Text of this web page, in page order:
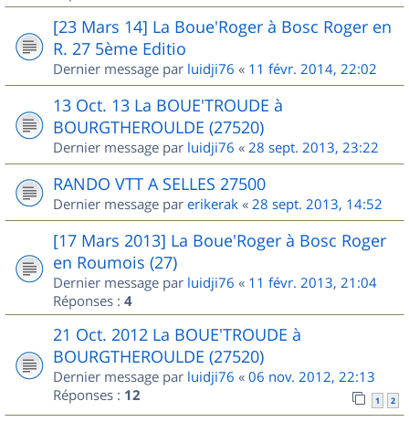
[23 Mars 14] La Boue'Roger à Bosc Roger en
R. 27 5ème Editio
Dernier message par luidji76 « 11 févr. 2014, 22:02
13 Oct. 13 La BOUE'TROUDE à
BOURGTHEROULDE (27520)
Dernier message par luidji76 « 28 sept. 2013, 23:22
RANDO VTT A SELLES 27500
Dernier message par erikerak « 28 sept. 2013, 14:52
[17 Mars 2013] La Boue'Roger à Bosc Roger
en Roumois (27)
Dernier message par luidji76 « 11 févr. 2013, 21:04
Réponses : 4
21 Oct. 2012 La BOUE'TROUDE à
BOURGTHEROULDE (27520)
Dernier message par luidji76 « 06 nov. 2012, 22:13
Réponses : 12 1 2